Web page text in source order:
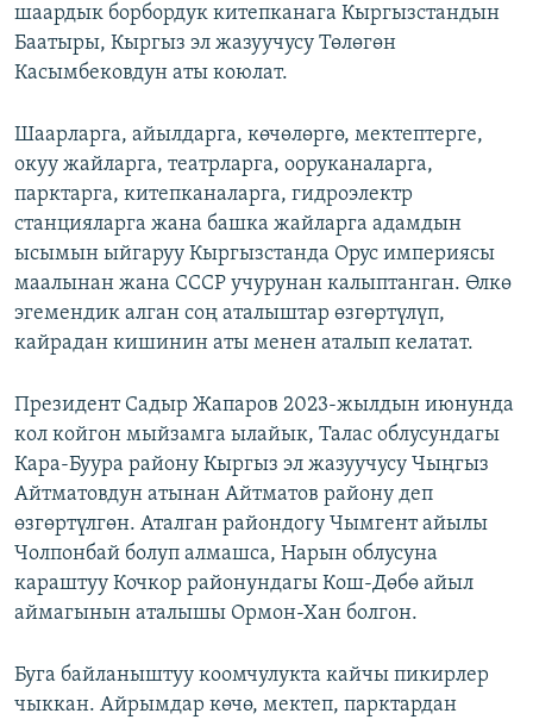
шаардык борбордук китепканага Кыргызстандын
Баатыры, Кыргыз эл жазуучусу Төлөгөн
Касымбековдун аты коюлат.
Шаарларга, айылдарга, көчөлөргө, мектептерге,
окуу жайларга, театрларга, ооруканаларга,
парктарга, китепканаларга, гидроэлектр
станцияларга жана башка жайларга адамдын
ысымын ыйгаруу Кыргызстанда Орус империясы
маалынан жана СССР учурунан калыптанган. Өлкө
эгемендик алган соң аталыштар өзгөртүлүп,
кайрадан кишинин аты менен аталып келатат.
Президент Садыр Жапаров 2023-жылдын июнунда
кол койгон мыйзамга ылайык, Талас облусундагы
Кара-Буура району Кыргыз эл жазуучусу Чыңгыз
Айтматовдун атынан Айтматов району деп
өзгөртүлгөн. Аталган райондогу Чымгент айылы
Чолпонбай болуп алмашса, Нарын облусуна
караштуу Кочкор районундагы Кош-Дөбө айыл
аймагынын аталышы Ормон-Хан болгон.
Буга байланыштуу коомчулукта кайчы пикирлер
чыккан. Айрымдар көчө, мектеп, парктардан